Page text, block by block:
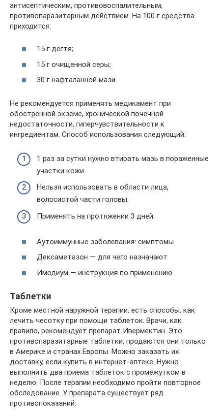
антисептическим, противовоспалительным,
противопаразитарным действием. На 100 г средства
приходится:
15 г дегтя;
15 г очищенной серы;
30 г нафталанной мази.
Не рекомендуется применять медикамент при
обостренной экземе, хронической почечной
недостаточности, гиперчувствительности к
ингредиентам. Способ использования следующий:
1 раз за сутки нужно втирать мазь в пораженные
участки кожи.
Нельзя использовать в области лица,
волосистой части головы.
Применять на протяжении 3 дней.
Аутоиммунные заболевания: симптомы
Дексаметазон — для чего назначают
Имодиум — инструкция по применению
Таблетки
Кроме местной наружной терапии, есть способы, как
лечить чесотку при помощи таблеток. Врачи, как
правило, рекомендует препарат Ивермектин. Это
противопаразитарные таблетки, продаются они только
в Америке и странах Европы. Можно заказать их
доставку, если купить в интернет-аптеке. Нужно
выполнить два приема таблеток с промежутком в
неделю. После терапии необходимо пройти повторное
обследование. У препарата существует ряд
противопоказаний: